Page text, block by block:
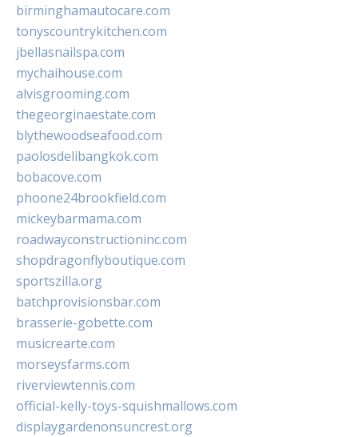
birminghamautocare.com
tonyscountrykitchen.com
jbellasnailspa.com
mychaihouse.com
alvisgrooming.com
thegeorginaestate.com
blythewoodseafood.com
paolosdelibangkok.com
bobacove.com
phoone24brookfield.com
mickeybarmama.com
roadwayconstructioninc.com
shopdragonflyboutique.com
sportszilla.org
batchprovisionsbar.com
brasserie-gobette.com
musicrearte.com
morseysfarms.com
riverviewtennis.com
official-kelly-toys-squishmallows.com
displaygardenonsuncrest.org